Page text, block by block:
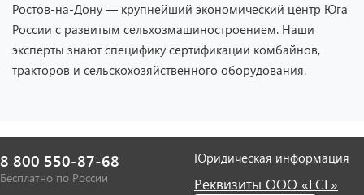
Ростов-на-Дону — крупнейший экономический центр Юга
России с развитым сельхозмашиностроением. Наши
эксперты знают специфику сертификации комбайнов,
тракторов и сельскохозяйственного оборудования.
8 800 550-87-68
Бесплатно по России
Юридическая информация
Реквизиты ООО «ГСГ»